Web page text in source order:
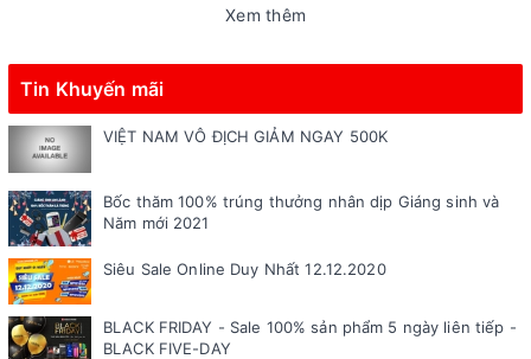
Xem thêm
Tin Khuyến mãi
VIỆT NAM VÔ ĐỊCH GIẢM NGAY 500K
Bốc thăm 100% trúng thưởng nhân dịp Giáng sinh và
Năm mới 2021
Siêu Sale Online Duy Nhất 12.12.2020
BLACK FRIDAY - Sale 100% sản phẩm 5 ngày liên tiếp -
BLACK FIVE-DAY